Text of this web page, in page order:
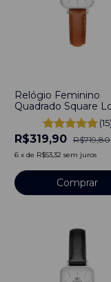
Relógio Feminino
Quadrado Square
Marrom Aço
banhado a titânio (15)
R$319,90 R$719,80
6 x de R$53,32 sem juros
Comprar